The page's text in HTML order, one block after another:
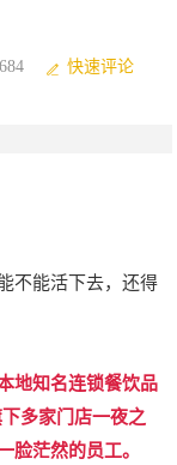
快速评论
不能活下去，还得
地知名连锁餐饮品
多家门店一夜之
脸茫然的员工。